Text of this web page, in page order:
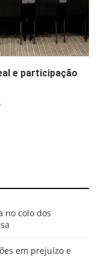
e participação
no colo dos
em prejuízo e